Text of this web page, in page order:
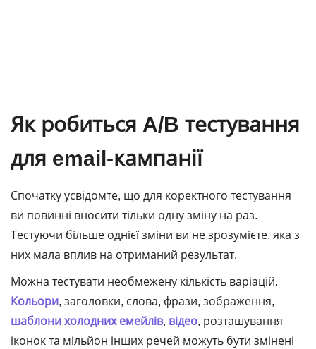
Як робиться A/B тестування
для email-кампанії
Спочатку усвідомте, що для коректного тестування
ви повинні вносити тільки одну зміну на раз.
Тестуючи більше однієї зміни ви не зрозумієте, яка з
них мала вплив на отриманий результат.
Можна тестувати необмежену кількість варіацій.
Кольори, заголовки, слова, фрази, зображення,
шаблони холодних емейлів, відео, розташування
іконок та мільйон інших речей можуть бути змінені